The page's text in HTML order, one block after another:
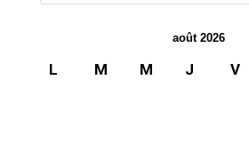
août 2026
L M M J V